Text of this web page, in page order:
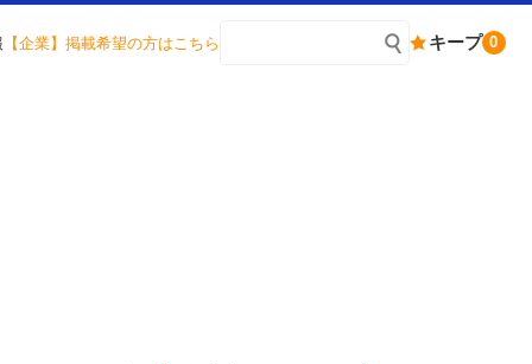
【企業】掲載希望の方はこちら キープ 0